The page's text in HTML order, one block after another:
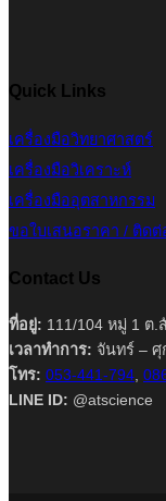
Quick Links
เครื่องมือวิทยาศาสตร์
เครื่องมือวิเคราะห์
เครื่องมืออุตสาหกรรม
ขอใบเสนอราคา / ติดต่
Contact Us
ที่อยู่: 111/104 หมู่ 1 ต.
เวลาทำการ: จันทร์ – ศุ
โทร: 053-441-794
LINE ID: @atscience